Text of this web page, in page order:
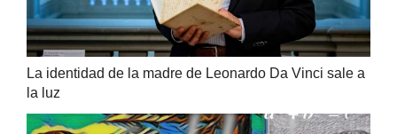
La identidad de la madre de Leonardo Da Vinci sale a
la luz